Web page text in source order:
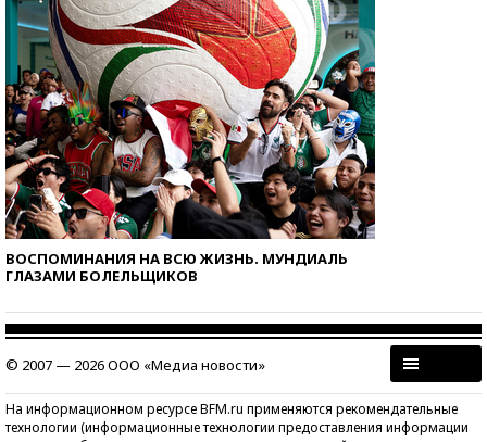
ВОСПОМИНАНИЯ НА ВСЮ ЖИЗНЬ. МУНДИАЛЬ
ГЛАЗАМИ БОЛЕЛЬЩИКОВ
© 2007 — 2026 ООО «Медиа новости»
На информационном ресурсе BFM.ru применяются рекомендательные
технологии (информационные технологии предоставления информации